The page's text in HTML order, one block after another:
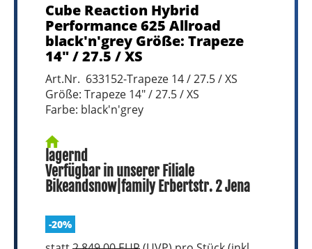
Cube Reaction Hybrid
Performance 625 Allroad
black'n'grey Größe: Trapeze
14" / 27.5 / XS
Art.Nr. 633152-Trapeze 14 / 27.5 / XS
Größe: Trapeze 14" / 27.5 / XS
Farbe: black'n'grey
lagernd
Verfügbar in unserer Filiale
Bikeandsnow|family Erbertstr. 2 Jena
-20%